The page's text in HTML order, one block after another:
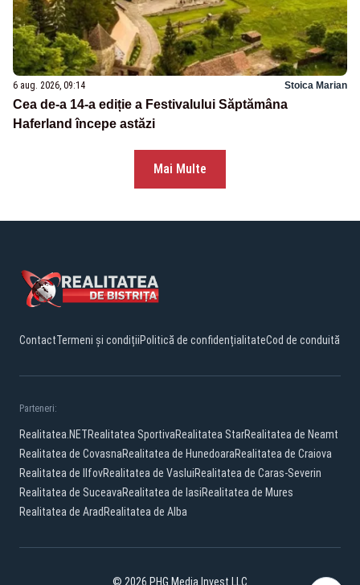
6 aug. 2026, 09:14 Stoica Marian
Cea de-a 14-a ediție a Festivalului Săptămâna
Haferland începe astăzi
Mai Multe
ContactTermeni și condițiiPolitică de confidențialitateCod de conduită
Parteneri:
Realitatea.NETRealitatea SportivaRealitatea StarRealitatea de Neamt
Realitatea de CovasnaRealitatea de HunedoaraRealitatea de Craiova
Realitatea de IlfovRealitatea de VasluiRealitatea de Caras-Severin
Realitatea de SuceavaRealitatea de IasiRealitatea de Mures
Realitatea de Arad Realitatea de Alba
© 2026 PHG Media Invest LLC